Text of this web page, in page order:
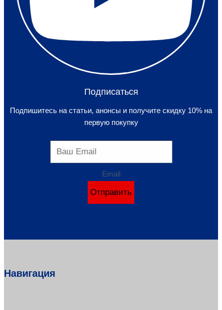
Подписаться
Подпишитесь на статьи, анонсы и получите скидку 10% на
первую покупку
Email
Отправить
Навигация